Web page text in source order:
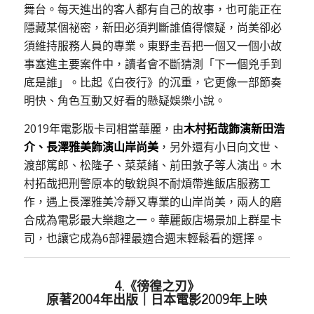
舞台。每天進出的客人都有自己的故事，也可能正在
隱藏某個祕密，新田必須判斷誰值得懷疑，尚美卻必
須維持服務人員的專業。東野圭吾把一個又一個小故
事塞進主要案件中，讀者會不斷猜測「下一個兇手到
底是誰」。比起《白夜行》的沉重，它更像一部節奏
明快、角色互動又好看的懸疑娛樂小說。
2019年電影版卡司相當華麗，由木村拓哉飾演新田浩
介、長澤雅美飾演山岸尚美，另外還有小日向文世、
渡部篤郎、松隆子、菜菜緒、前田敦子等人演出。木
村拓哉把刑警原本的敏銳與不耐煩帶進飯店服務工
作，遇上長澤雅美冷靜又專業的山岸尚美，兩人的磨
合成為電影最大樂趣之一。華麗飯店場景加上群星卡
司，也讓它成為6部裡最適合週末輕鬆看的選擇。
4.《徬徨之刃》
原著2004年出版｜日本電影2009年上映